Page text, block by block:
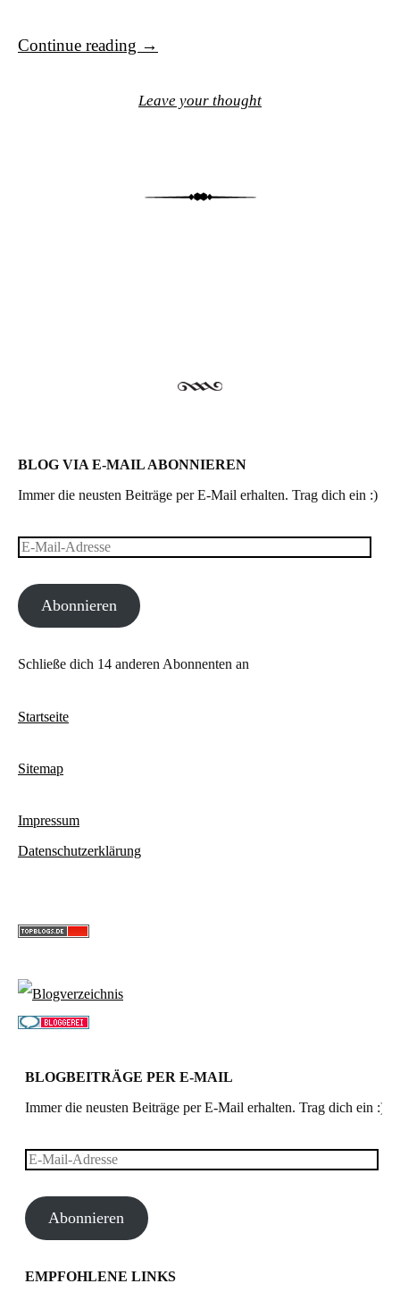
Continue reading →
Leave your thought
BLOG VIA E-MAIL ABONNIEREN
Immer die neusten Beiträge per E-Mail erhalten. Trag dich ein :)
E-
AdresseAbonnieren
Schließe dich 14 anderen Abonnenten an
Startseite
Sitemap
Impressum
Datenschutzerklärung
BLOGBEITRÄGE PER E-MAIL
Immer die neusten Beiträge per E-Mail erhalten. Trag dich ein :)
E-
AdresseAbonnieren
EMPFOHLENE LINKS